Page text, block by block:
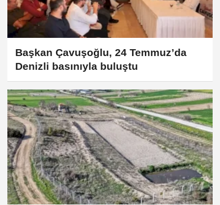
Başkan Çavuşoğlu, 24 Temmuz’da
Denizli basınıyla buluştu